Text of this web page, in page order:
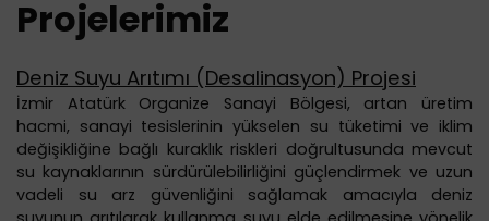
Projelerimiz
Deniz Suyu Arıtımı (Desalinasyon) Projesi
İzmir Atatürk Organize Sanayi Bölgesi, artan üretim
hacmi, sanayi tesislerinin yükselen su tüketimi ve iklim
değişikliğine bağlı kuraklık riskleri doğrultusunda mevcut
su kaynaklarının sürdürülebilirliğini güçlendirmek ve uzun
vadeli su arz güvenliğini sağlamak amacıyla deniz